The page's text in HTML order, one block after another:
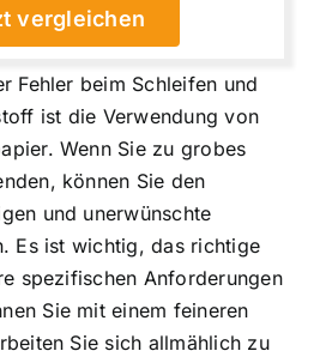
vergleichen
Fehler beim Schleifen und
ist die Verwendung von
Wenn Sie zu grobes
können Sie den
und unerwünschte
Es ist wichtig, das richtige
spezifischen Anforderungen
Sie mit einem feineren
Sie sich allmählich zu